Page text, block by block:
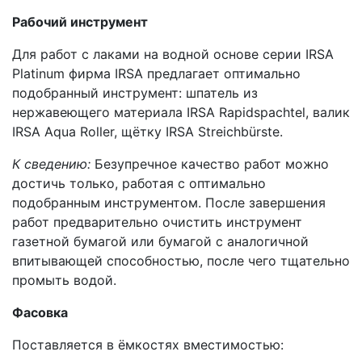
Рабочий инструмент
Для работ с лаками на водной основе серии IRSA
Platinum фирма IRSA предлагает оптимально
подобранный инструмент: шпатель из
нержавеющего материала IRSA Rapidspachtel, валик
IRSA Aqua Roller, щётку IRSA Streichbürste.
К сведению: Безупречное качество работ можно
достичь только, работая с оптимально
подобранным инструментом. После завершения
работ предварительно очистить инструмент
газетной бумагой или бумагой с аналогичной
впитывающей способностью, после чего тщательно
промыть водой.
Фасовка
Поставляется в ёмкостях вместимостью: